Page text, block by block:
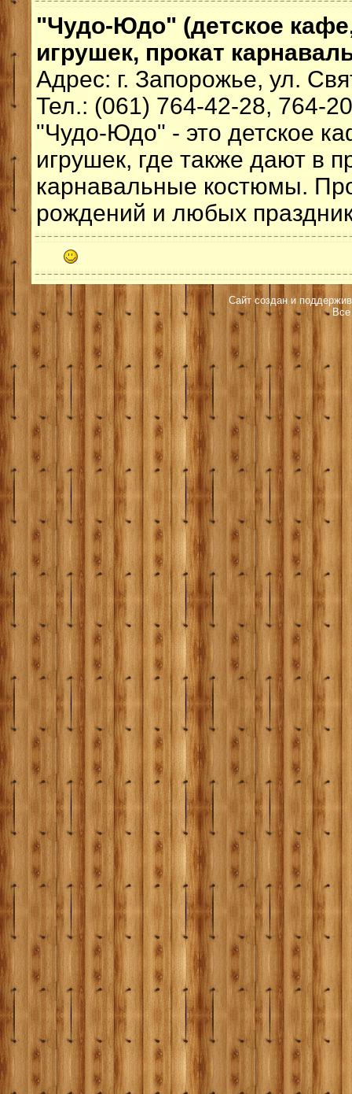
"Чудо-Юдо" (детское
игрушек, прокат
Адрес: г. Запорожье, ул.
Тел.: (061) 764-42-28, 764-
"Чудо-Юдо" - это детское
игрушек, где также дают в
карнавальные костюмы.
рождений и любых
Сайт создан и